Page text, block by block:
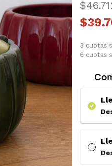
3 cuotas
6 cuotas